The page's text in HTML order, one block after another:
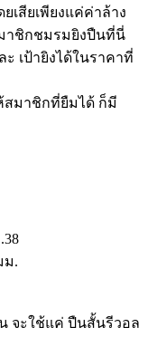
เสียเพียงแค่ค่าล้าง
าชิกชมรมยิงปืนที่นี่
เป้ายิงได้ในราคาที่
มาชิกที่ยืมได้ ก็มี
ม.
จะใช้แค่ ปืนสั้นรีวอล